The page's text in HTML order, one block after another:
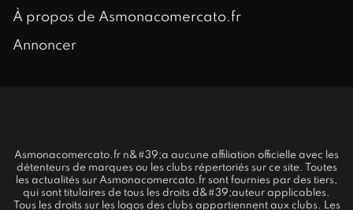
À propos de Asmonacomercato.fr
Annoncer
Asmonacomercato.fr n&#39;a aucune affiliation officielle avec les
détenteurs de marques ou les clubs répertoriés sur ce site. Toutes
les actualités sur Asmonacomercato.fr sont fournies par des tiers,
qui sont titulaires de tous les droits d&#39;auteur applicables.
Tous les droits sur les logos des clubs appartiennent aux clubs. Les